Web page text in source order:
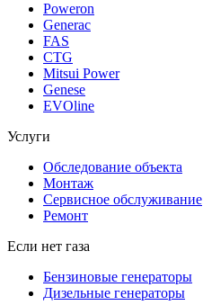
Poweron
Generac
FAS
CTG
Mitsui Power
Genese
EVOline
Услуги
Обследование объекта
Монтаж
Сервисное обслуживание
Ремонт
Если нет газа
Бензиновые генераторы
Дизельные генераторы